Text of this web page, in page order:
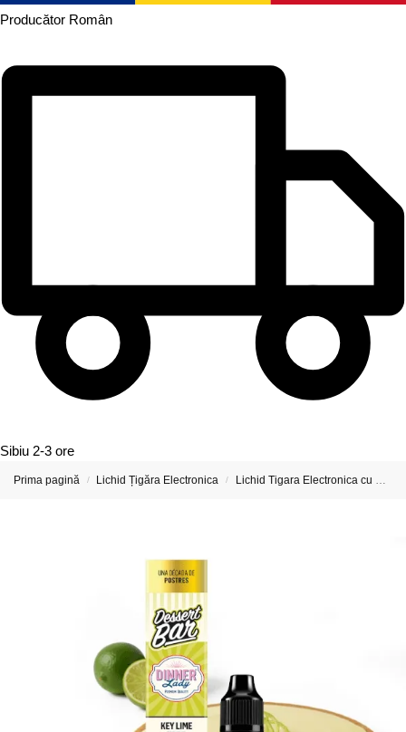
Producător Român
Sibiu 2-3 ore
Prima pagină / Lichid Țigăra Electronica / Lichid Tigara Electronica cu Nicotina